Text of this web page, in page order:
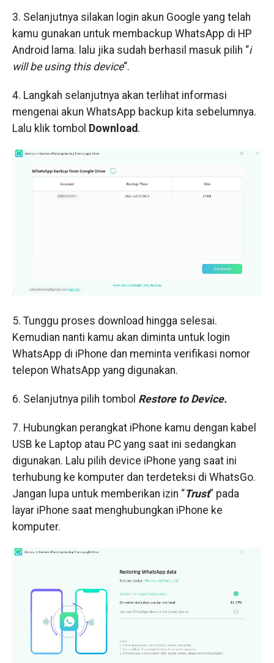
3. Selanjutnya silakan login akun Google yang telah
kamu gunakan untuk membackup WhatsApp di HP
Android lama. lalu jika sudah berhasil masuk pilih “i
will be using this device“.
4. Langkah selanjutnya akan terlihat informasi
mengenai akun WhatsApp backup kita sebelumnya.
Lalu klik tombol Download.
5. Tunggu proses download hingga selesai.
Kemudian nanti kamu akan diminta untuk login
WhatsApp di iPhone dan meminta verifikasi nomor
telepon WhatsApp yang digunakan.
6. Selanjutnya pilih tombol Restore to Device.
7. Hubungkan perangkat iPhone kamu dengan kabel
USB ke Laptop atau PC yang saat ini sedangkan
digunakan. Lalu pilih device iPhone yang saat ini
terhubung ke komputer dan terdeteksi di WhatsGo.
Jangan lupa untuk memberikan izin “Trust” pada
layar iPhone saat menghubungkan iPhone ke
komputer.